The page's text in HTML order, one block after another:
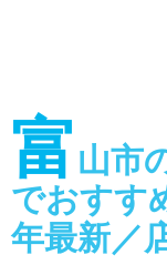
富 山市
でおすす
年最新／